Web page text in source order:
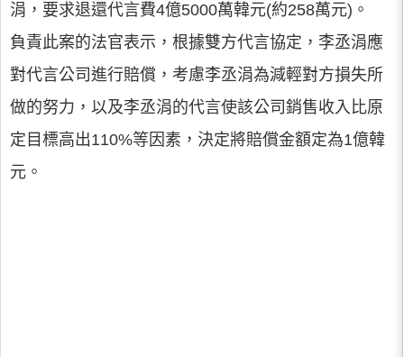
涓，要求退還代言費4億5000萬韓元(約258萬元)。
負責此案的法官表示，根據雙方代言協定，李丞涓應
對代言公司進行賠償，考慮李丞涓為減輕對方損失所
做的努力，以及李丞涓的代言使該公司銷售收入比原
定目標高出110%等因素，決定將賠償金額定為1億韓
元。